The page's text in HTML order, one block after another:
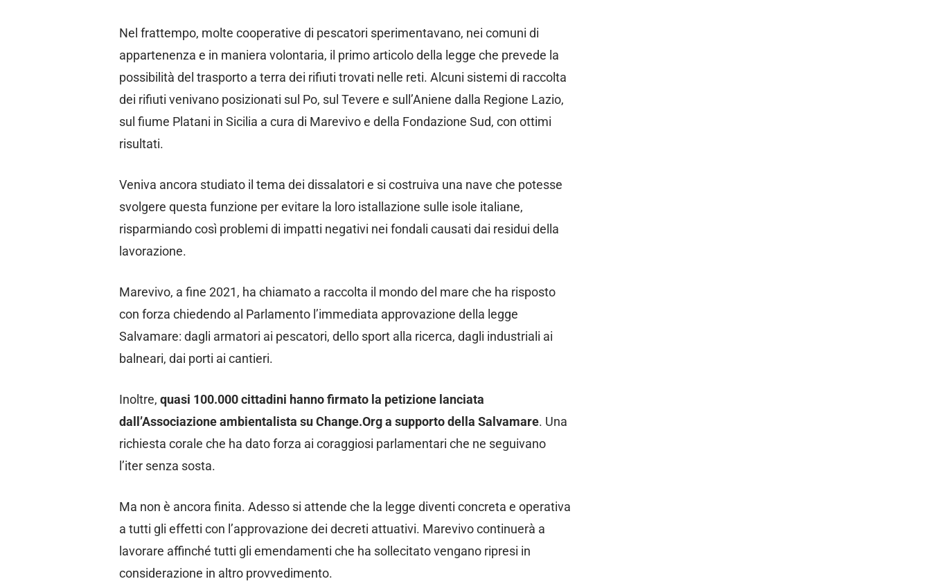
Nel frattempo, molte cooperative di pescatori sperimentavano, nei comuni di
appartenenza e in maniera volontaria, il primo articolo della legge che prevede la
possibilità del trasporto a terra dei rifiuti trovati nelle reti. Alcuni sistemi di raccolta
dei rifiuti venivano posizionati sul Po, sul Tevere e sull’Aniene dalla Regione Lazio,
sul fiume Platani in Sicilia a cura di Marevivo e della Fondazione Sud, con ottimi
risultati.
Veniva ancora studiato il tema dei dissalatori e si costruiva una nave che potesse
svolgere questa funzione per evitare la loro istallazione sulle isole italiane,
risparmiando così problemi di impatti negativi nei fondali causati dai residui della
lavorazione.
Marevivo, a fine 2021, ha chiamato a raccolta il mondo del mare che ha risposto
con forza chiedendo al Parlamento l’immediata approvazione della legge
Salvamare: dagli armatori ai pescatori, dello sport alla ricerca, dagli industriali ai
balneari, dai porti ai cantieri.
Inoltre, quasi 100.000 cittadini hanno firmato la petizione lanciata
dall’Associazione ambientalista su Change.Org a supporto della Salvamare. Una
richiesta corale che ha dato forza ai coraggiosi parlamentari che ne seguivano
l’iter senza sosta.
Ma non è ancora finita. Adesso si attende che la legge diventi concreta e operativa
a tutti gli effetti con l’approvazione dei decreti attuativi. Marevivo continuerà a
lavorare affinché tutti gli emendamenti che ha sollecitato vengano ripresi in
considerazione in altro provvedimento.